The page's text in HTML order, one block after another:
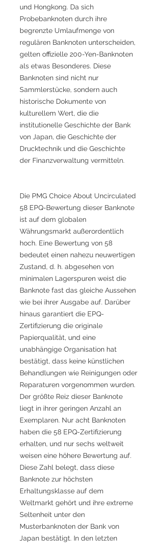
und Hongkong. Da sich
Probebanknoten durch ihre
begrenzte Umlaufmenge von
regulären Banknoten unterscheiden,
gelten offizielle 200-Yen-Banknoten
als etwas Besonderes. Diese
Banknoten sind nicht nur
Sammlerstücke, sondern auch
historische Dokumente von
kulturellem Wert, die die
institutionelle Geschichte der Bank
von Japan, die Geschichte der
Drucktechnik und die Geschichte
der Finanzverwaltung vermitteln.
Die PMG Choice About Uncirculated
58 EPQ-Bewertung dieser Banknote
ist auf dem globalen
Währungsmarkt außerordentlich
hoch. Eine Bewertung von 58
bedeutet einen nahezu neuwertigen
Zustand, d. h. abgesehen von
minimalen Lagerspuren weist die
Banknote fast das gleiche Aussehen
wie bei ihrer Ausgabe auf. Darüber
hinaus garantiert die EPQ-
Zertifizierung die originale
Papierqualität, und eine
unabhängige Organisation hat
bestätigt, dass keine künstlichen
Behandlungen wie Reinigungen oder
Reparaturen vorgenommen wurden.
Der größte Reiz dieser Banknote
liegt in ihrer geringen Anzahl an
Exemplaren. Nur acht Banknoten
haben die 58 EPQ-Zertifizierung
erhalten, und nur sechs weltweit
weisen eine höhere Bewertung auf.
Diese Zahl belegt, dass diese
Banknote zur höchsten
Erhaltungsklasse auf dem
Weltmarkt gehört und ihre extreme
Seltenheit unter den
Musterbanknoten der Bank von
Japan bestätigt. In den letzten